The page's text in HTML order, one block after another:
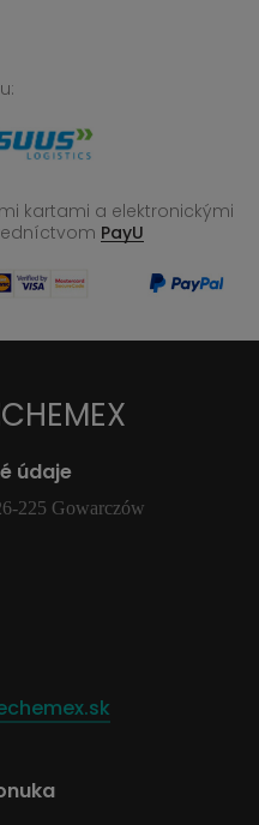
kartami a elektronickými
PayU
CHEMEX
údaje
225 Gowarczów